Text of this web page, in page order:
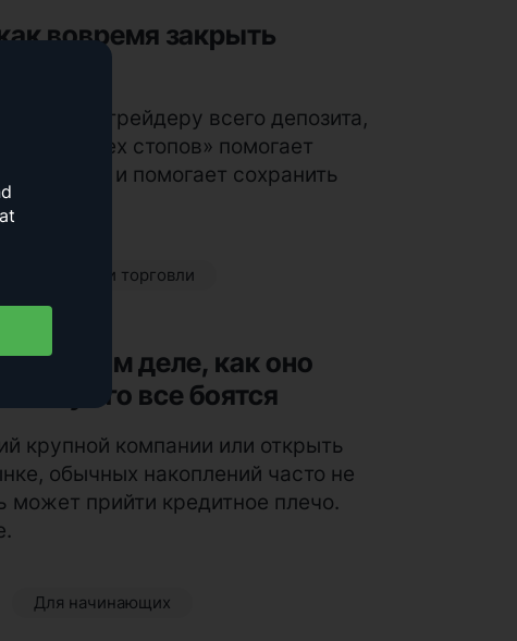
вовремя закрыть
стоить трейдеру всего депозита,
«трех стопов» помогает
работает и помогает сохранить
Стратегии торговли
на самом деле, как оно
его все боятся
крупной компании или открыть
обычных накоплений часто не
может прийти кредитное плечо.
Для начинающих